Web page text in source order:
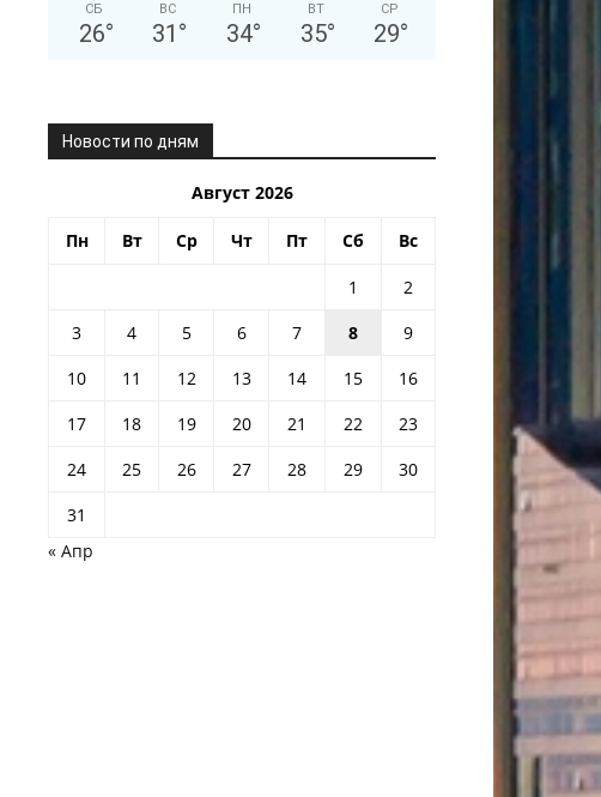
СБ
26°
ВС
31 °
ПН
34°
ВТ
35°
СР
29°
Новости по дням
Август 2026
Пн Вт Ср Чт Пт Сб Вс
1
2
3
4 5 6 7 8
9
10
11 12 13 14 15
16
17
18 19 20 21 22
23
24
25 26 27 28 29
30
31
« Апр